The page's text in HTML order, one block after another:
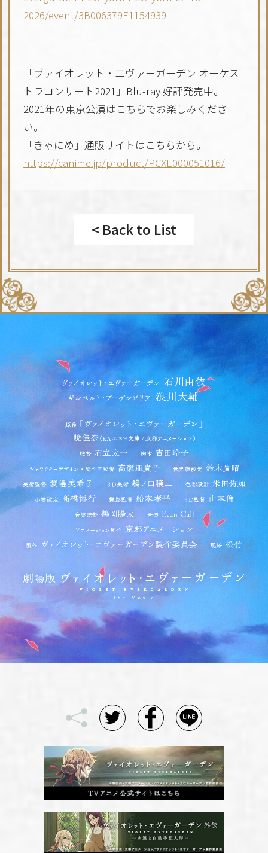
2026/event/3B006379E1154939
「ヴァイオレット・エヴァーガーデン オーケス
トラコンサート2021」Blu-ray 好評発売中。
2021年の東京公演はこちらでお楽しみくださ
い。
「きゃにめ」通販サイトはこちらから。
https://canime.jp/product/PCXE000051016/
< Back to List